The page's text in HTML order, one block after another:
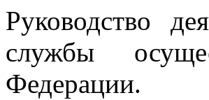
Руководство
службы
Федерации.